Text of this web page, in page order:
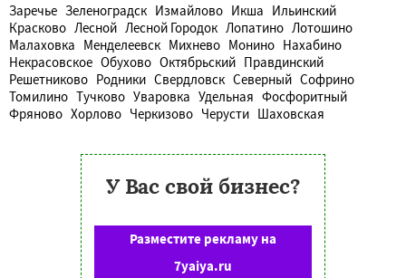
Заречье Зеленоградск Измайлово Икша Ильинский
Красково Лесной Лесной Городок Лопатино Лотошино
Малаховка Менделеевск Михнево Монино Нахабино
Некрасовское Обухово Октябрьский Правдинский
Решетниково Родники Свердловск Северный Софрино
Томилино Тучково Уваровка Удельная Фосфоритный
Фряново Хорлово Черкизово Черусти Шаховская
У Вас свой бизнес?
Разместите рекламу на
7yaiya.ru